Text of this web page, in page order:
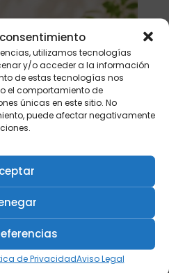
utilizamos tecnologías
y/o acceder a la información
de estas tecnologías nos
el comportamiento de
únicas en este sitio. No
puede afectar negativamente
de PrivacidadAviso Legal
Buscar